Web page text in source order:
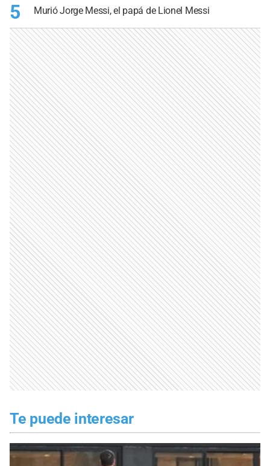
5 Murió Jorge Messi, el papá de Lionel Messi
Te puede interesar